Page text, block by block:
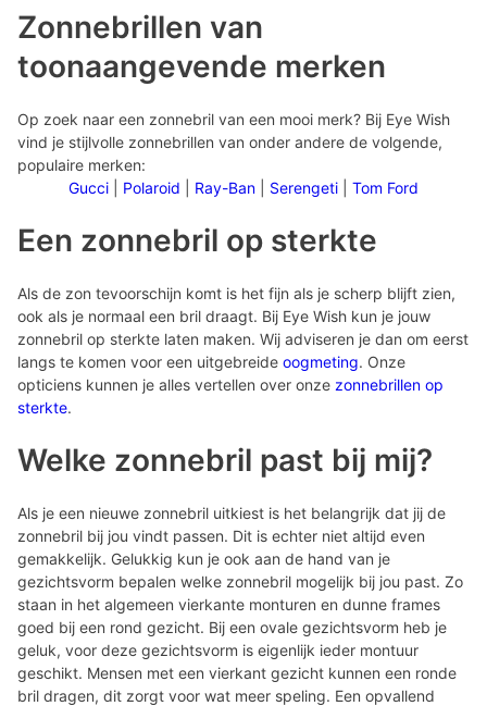
Zonnebrillen van
toonaangevende merken
Op zoek naar een zonnebril van een mooi merk? Bij Eye Wish
vind je stijlvolle zonnebrillen van onder andere de volgende,
populaire merken:
Gucci
Polaroid Ray-Ban Serengeti Tom Ford
Een zonnebril op sterkte
Als de zon tevoorschijn komt is het fijn als je scherp blijft zien,
ook als je normaal een bril draagt. Bij Eye Wish kun je jouw
zonnebril op sterkte laten maken. Wij adviseren je dan om eerst
langs te komen voor een uitgebreide oogmeting. Onze
opticiens kunnen je alles vertellen over onze zonnebrillen op
sterkte.
Welke zonnebril past bij mij?
Als je een nieuwe zonnebril uitkiest is het belangrijk dat jij de
zonnebril bij jou vindt passen. Dit is echter niet altijd even
gemakkelijk. Gelukkig kun je ook aan de hand van je
gezichtsvorm bepalen welke zonnebril mogelijk bij jou past. Zo
staan in het algemeen vierkante monturen en dunne frames
goed bij een rond gezicht. Bij een ovale gezichtsvorm heb je
geluk, voor deze gezichtsvorm is eigenlijk ieder montuur
geschikt. Mensen met een vierkant gezicht kunnen een ronde
bril dragen, dit zorgt voor wat meer speling. Een opvallend